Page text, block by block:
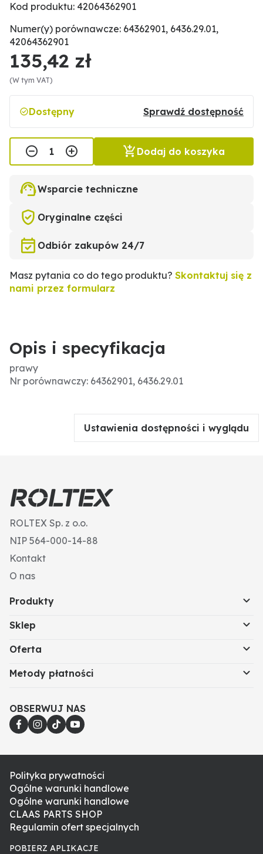
Kod produktu: 42064362901
Numer(y) porównawcze: 64362901, 6436.29.01,
42064362901
135,42 zł
(W tym VAT)
Dostępny Sprawdź dostępność
Dodaj do koszyka
Wsparcie techniczne
Oryginalne części
Odbiór zakupów 24/7
Masz pytania co do tego produktu? Skontaktuj się z
nami przez formularz
Opis i specyfikacja
prawy
Nr porównawczy: 64362901, 6436.29.01
Ustawienia dostępności i wyglądu
ROLTEX Sp. z o.o.
NIP 564-000-14-88
Kontakt
O nas
Produkty
Sklep
Oferta
Metody płatności
OBSERWUJ NAS
Polityka prywatności
Ogólne warunki handlowe
Ogólne warunki handlowe
CLAAS PARTS SHOP
Regulamin ofert specjalnych
POBIERZ APLIKACJE